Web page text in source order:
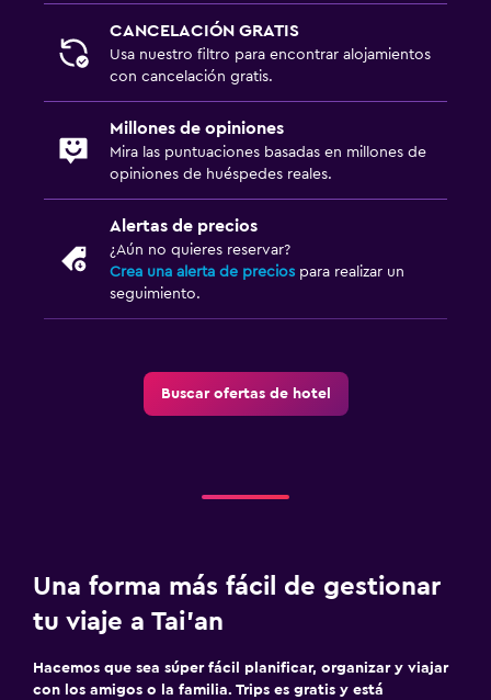
CANCELACIÓN GRATIS
Usa nuestro filtro para encontrar alojamientos
con cancelación gratis.
Millones de opiniones
Mira las puntuaciones basadas en millones de
opiniones de huéspedes reales.
Alertas de precios
¿Aún no quieres reservar?
Crea una alerta de precios para realizar un
seguimiento.
Buscar ofertas de hotel
Una forma más fácil de gestionar
tu viaje a Tai'an
Hacemos que sea súper fácil planificar, organizar y viajar
con los amigos o la familia. Trips es gratis y está